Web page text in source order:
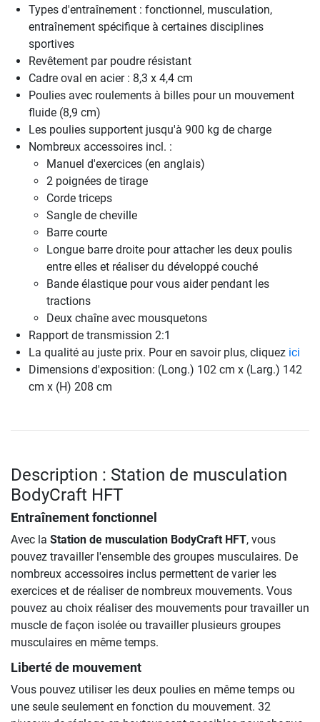
Types d'entraînement : fonctionnel, musculation,
entraînement spécifique à certaines disciplines
sportives
Revêtement par poudre résistant
Cadre oval en acier : 8,3 x 4,4 cm
Poulies avec roulements à billes pour un mouvement
fluide (8,9 cm)
Les poulies supportent jusqu'à 900 kg de charge
Nombreux accessoires incl. :
Manuel d'exercices (en anglais)
2 poignées de tirage
Corde triceps
Sangle de cheville
Barre courte
Longue barre droite pour attacher les deux poulis
entre elles et réaliser du développé couché
Bande élastique pour vous aider pendant les
tractions
Deux chaîne avec mousquetons
Rapport de transmission 2:1
La qualité au juste prix. Pour en savoir plus, cliquez ici
Dimensions d'exposition: (Long.) 102 cm x (Larg.) 142
cm x (H) 208 cm
Description : Station de musculation
BodyCraft HFT
Entraînement fonctionnel
Avec la Station de musculation BodyCraft HFT, vous
pouvez travailler l'ensemble des groupes musculaires. De
nombreux accessoires inclus permettent de varier les
exercices et de réaliser de nombreux mouvements. Vous
pouvez au choix réaliser des mouvements pour travailler un
muscle de façon isolée ou travailler plusieurs groupes
musculaires en même temps.
Liberté de mouvement
Vous pouvez utiliser les deux poulies en même temps ou
une seule seulement en fonction du mouvement. 32